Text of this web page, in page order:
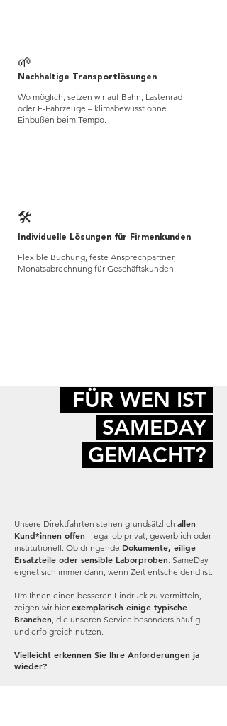
🌱
Nachhaltige Transportlösungen
Wo möglich, setzen wir auf Bahn, Lastenrad
oder E-Fahrzeuge – klimabewusst ohne
Einbußen beim Tempo.
🛠️
Individuelle Lösungen für Firmenkunden
Flexible Buchung, feste Ansprechpartner,
Monatsabrechnung für Geschäftskunden.
FÜR WEN IST
SAMEDAY
GEMACHT?
Unsere Direktfahrten stehen grundsätzlich allen
Kund*innen offen – egal ob privat, gewerblich oder
institutionell. Ob dringende Dokumente, eilige
Ersatzteile oder sensible Laborproben: SameDay
eignet sich immer dann, wenn Zeit entscheidend ist.
Um Ihnen einen besseren Eindruck zu vermitteln,
zeigen wir hier exemplarisch einige typische
Branchen, die unseren Service besonders häufig
und erfolgreich nutzen.
Vielleicht erkennen Sie Ihre Anforderungen ja
wieder?